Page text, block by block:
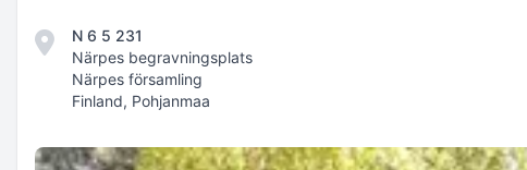
N 6 5 231
Närpes begravningsplats
Närpes församling
Finland, Pohjanmaa